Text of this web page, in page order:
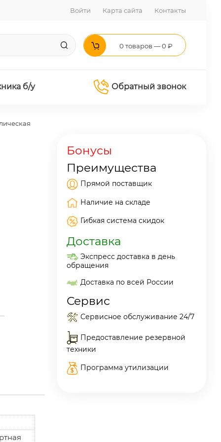
Войти Карта сайта Контакты
0 товаров — 0 ₽
б/у Обратный звонок
Бонусы
Преимущества
Прямой поставщик
Наличие на складе
Гибкая система скидок
Доставка
Экспресс доставка в день
обращения
Доставка по всей России
Сервис
Сервисное обслуживание 24/7
Предоставление резервной
техники
Программа утилизации